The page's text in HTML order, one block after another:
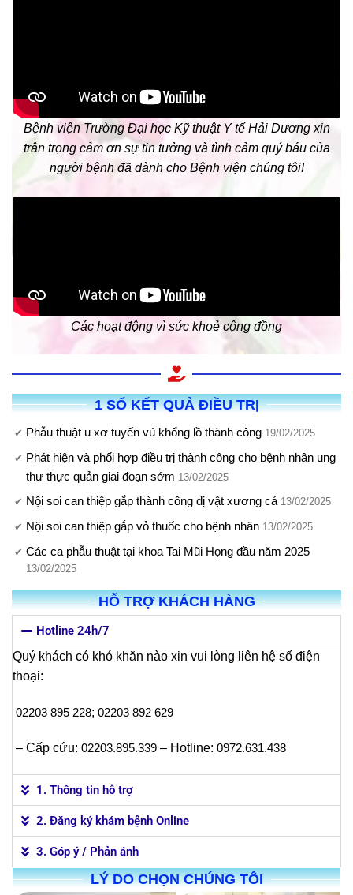
Bệnh viện Trường Đại học Kỹ thuật Y tế Hải Dương xin
trân trọng cảm ơn sự tin tưởng và tình cảm quý báu của
người bệnh đã dành cho Bệnh viện chúng tôi!
Các hoạt động vì sức khoẻ cộng đồng
1 SỐ KẾT QUẢ ĐIỀU TRỊ
Phẫu thuật u xơ tuyến vú khổng lồ thành công19/02/2025
Phát hiện và phối hợp điều trị thành công cho bệnh nhân ung
thư thực quản giai đoạn sớm 13/02/2025
Nội soi can thiệp gắp thành công dị vật xương cá13/02/2025
Nội soi can thiệp gắp vỏ thuốc cho bệnh nhân13/02/2025
Các ca phẫu thuật tại khoa Tai Mũi Họng đầu năm 2025
13/02/2025
HỖ TRỢ KHÁCH HÀNG
Hotline 24h/7
Quý khách có khó khăn nào xin vui lòng liên hệ số điện
thoại:
02203 895 228; 02203 892 629
– Cấp cứu: 02203.895.339 – Hotline: 0972.631.438
1. Thông tin hỗ trợ
2. Đăng ký khám bệnh Online
3. Góp ý / Phản ánh
LÝ DO CHỌN CHÚNG TÔI